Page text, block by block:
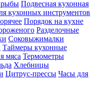
рыбы Подвесная кухонная
кухонных инструментов
Порядок на кухне
Разделочные
Соковыжималки
Таймеры кухонные
мяса Термометры
Хлебницы
Цитрус-прессы Часы для